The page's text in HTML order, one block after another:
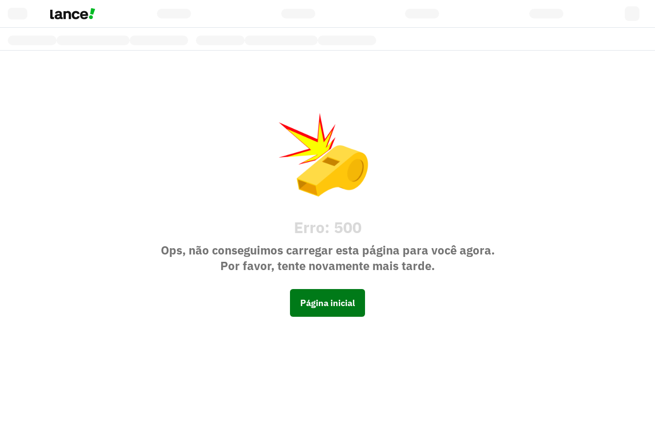
Erro: 500
Ops, não conseguimos carregar esta página para você agora.
Por favor, tente novamente mais tarde.
Página inicial